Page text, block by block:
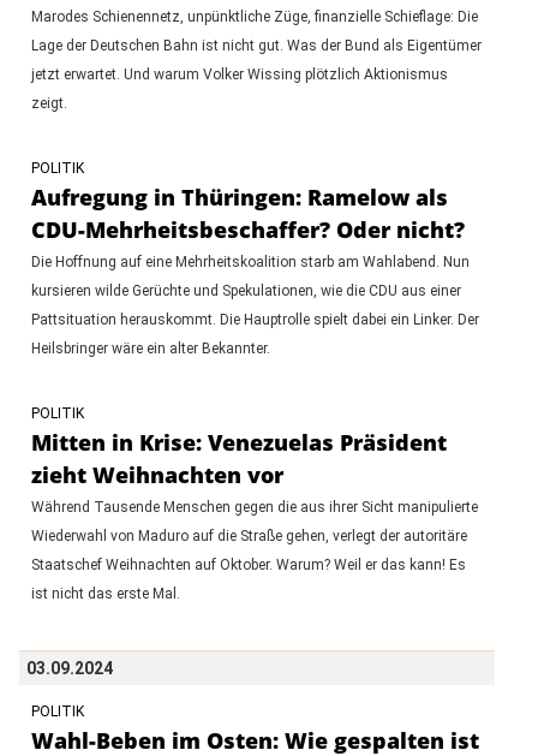
Marodes Schienennetz, unpünktliche Züge, finanzielle Schieflage: Die
Lage der Deutschen Bahn ist nicht gut. Was der Bund als Eigentümer
jetzt erwartet. Und warum Volker Wissing plötzlich Aktionismus
zeigt.
POLITIK
Aufregung in Thüringen: Ramelow als
CDU-Mehrheitsbeschaffer? Oder nicht?
Die Hoffnung auf eine Mehrheitskoalition starb am Wahlabend. Nun
kursieren wilde Gerüchte und Spekulationen, wie die CDU aus einer
Pattsituation herauskommt. Die Hauptrolle spielt dabei ein Linker. Der
Heilsbringer wäre ein alter Bekannter.
POLITIK
Mitten in Krise: Venezuelas Präsident
zieht Weihnachten vor
Während Tausende Menschen gegen die aus ihrer Sicht manipulierte
Wiederwahl von Maduro auf die Straße gehen, verlegt der autoritäre
Staatschef Weihnachten auf Oktober. Warum? Weil er das kann! Es
ist nicht das erste Mal.
03.09.2024
POLITIK
Wahl-Beben im Osten: Wie gespalten ist